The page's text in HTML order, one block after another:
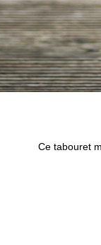
Ce tabouret